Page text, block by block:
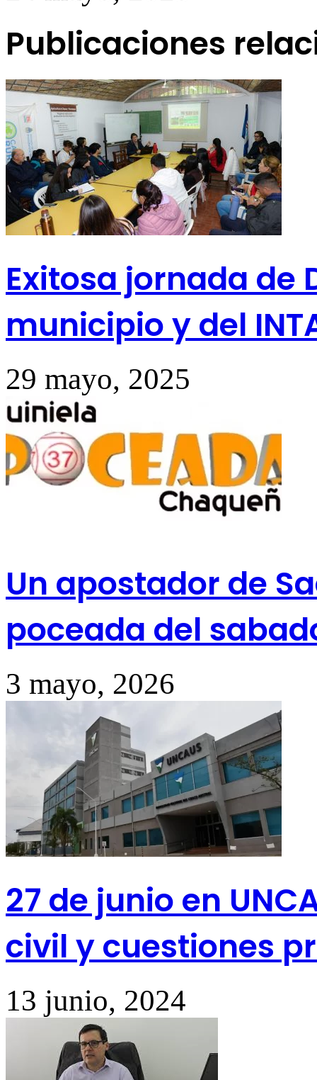
Publicaciones
Exitosa jornada de
municipio y del
29 mayo, 2025
Un apostador de
poceada del
3 mayo, 2026
27 de junio en
civil y cuestiones
13 junio, 2024